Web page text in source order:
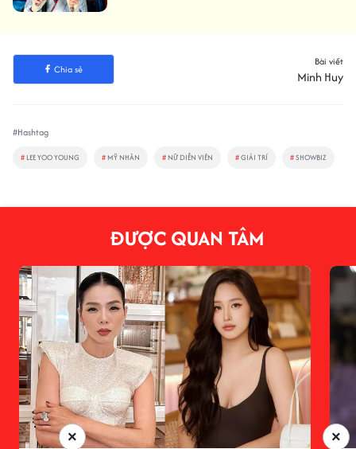
Chia sẻ
Bài viết
Minh Huy
#Hashtag
# LEE YOO YOUNG # MỸ NHÂN # NỮ DIỄN VIÊN #GIẢI TRÍ #SHOWBIZ
ĐƯỢC QUAN TÂM
×
×